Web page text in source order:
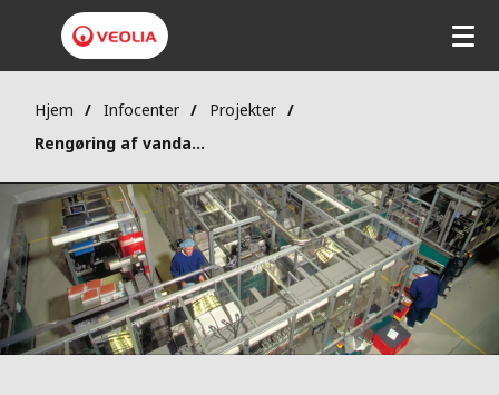
Hjem Infocenter
Projekter
Rengøring af vandanlæg understøtter kvalitetssikring